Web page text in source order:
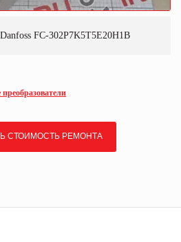
FC-302P7K5T5E20H1B
СТОИМОСТЬ РЕМОНТА